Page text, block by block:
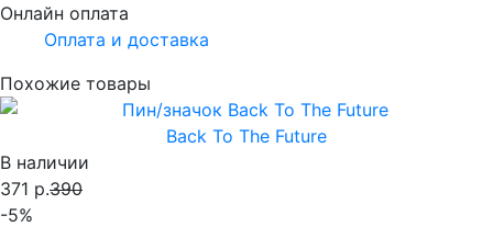
Онлайн оплата
Оплата и доставка
Похожие товары
Back To The Future
В наличии
371 р.390
-5%